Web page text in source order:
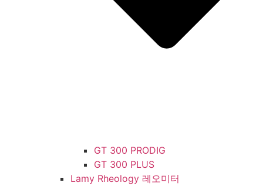
GT 300 PRODIG
GT 300 PLUS
Lamy Rheology 레오미터